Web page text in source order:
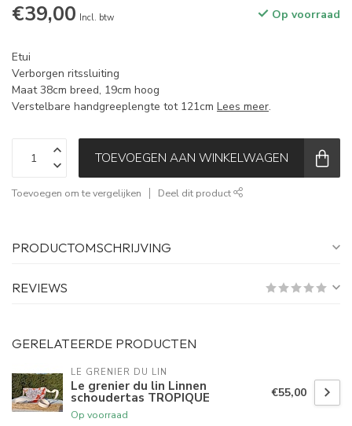
€39,00 Incl. btw Op voorraad
Etui
Verborgen ritssluiting
Maat 38cm breed, 19cm hoog
Verstelbare handgreeplengte tot 121cm Lees meer.
TOEVOEGEN AAN WINKELWAGEN
Toevoegen om te vergelijken Deel dit product
PRODUCTOMSCHRIJVING
REVIEWS
GERELATEERDE PRODUCTEN
LE GRENIER DU LIN
Le grenier du lin Linnen
schoudertas TROPIQUE
Op voorraad
€55,00